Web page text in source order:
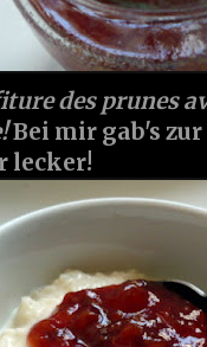
des prunes
Bei mir gab's
lecker!